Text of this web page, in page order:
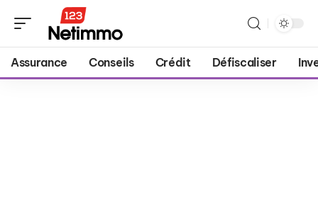
Assurance Conseils Crédit Défiscaliser